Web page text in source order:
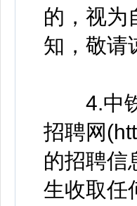
的，视为
知，敬请
4.中铁
招聘网
的招聘信
生收取任